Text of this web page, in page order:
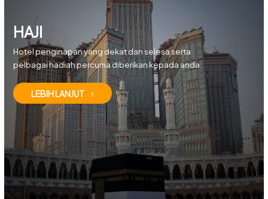
HAJI
Hotel penginapan yang dekat dan selesa serta
pelbagai hadiah percuma diberikan kepada anda.
LEBIH LANJUT